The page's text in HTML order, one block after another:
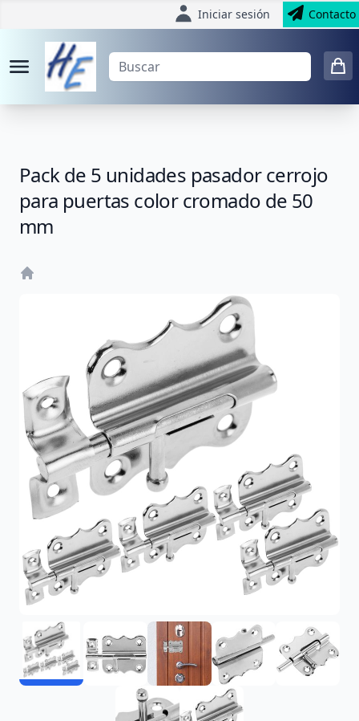
Iniciar sesión Contacto
Pack de 5 unidades pasador cerrojo
para puertas color cromado de 50
mm